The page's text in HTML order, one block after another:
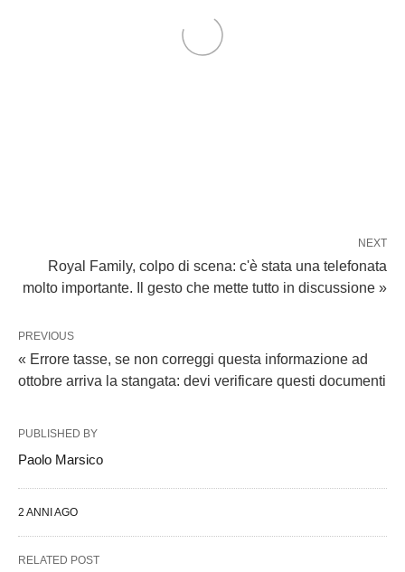
NEXT
Royal Family, colpo di scena: c'è stata una telefonata
molto importante. Il gesto che mette tutto in discussione »
PREVIOUS
« Errore tasse, se non correggi questa informazione ad
ottobre arriva la stangata: devi verificare questi documenti
PUBLISHED BY
Paolo Marsico
2 ANNI AGO
RELATED POST